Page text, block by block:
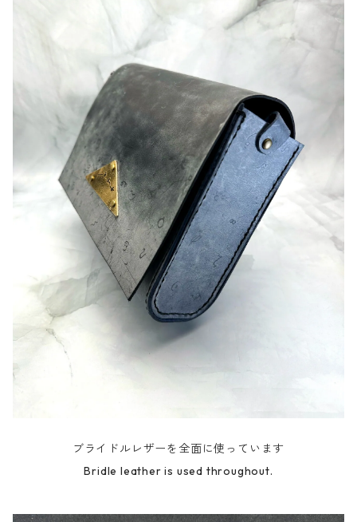
ブライドルレザーを全面に使っています
Bridle leather is used throughout.